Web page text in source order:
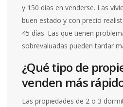
y 150 días en venderse. Las
buen estado y con precio
45 días. Las que tienen
sobrevaluadas pueden tardar
¿Qué tipo de
venden más
Las propiedades de 2 o 3